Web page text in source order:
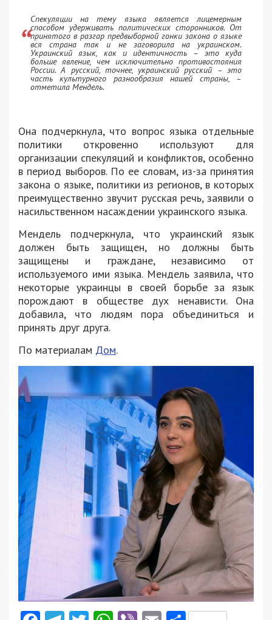
Спекуляции на тему языка является лицемерным
способом удерживать политических сторонников. От
принятого в разгар предвыборной гонки закона о языке
вся страна так и не заговорила на украинском.
Украинский язык, как и идентичность – это куда
больше явление, чем исключительно противостояния
России. А русский, точнее, украинский русский – это
часть культурного разнообразия нашей страны, –
отметила Мендель.
Она подчеркнула, что вопрос языка отдельные
политики откровенно используют для
организации спекуляций и конфликтов, особенно
в период выборов. По ее словам, из-за принятия
закона о языке, политики из регионов, в которых
преимущественно звучит русская речь, заявили о
насильственном насаждении украинского языка.
Мендель подчеркнула, что украинский язык
должен быть защищен, но должны быть
защищены и граждане, независимо от
используемого ими языка. Мендель заявила, что
некоторые украинцы в своей борьбе за язык
порождают в обществе дух ненависти. Она
добавила, что людям пора объединиться и
принять друг друга.
По материалам Дом.